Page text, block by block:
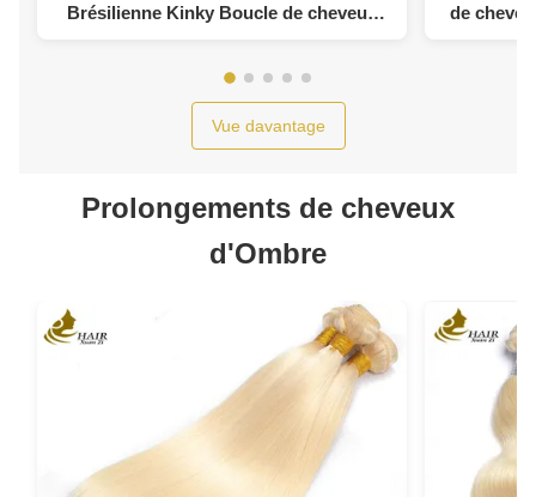
Brésilienne Kinky Boucle de cheveux
de
Vue davantage
Prolongements de cheveux
d'Ombre